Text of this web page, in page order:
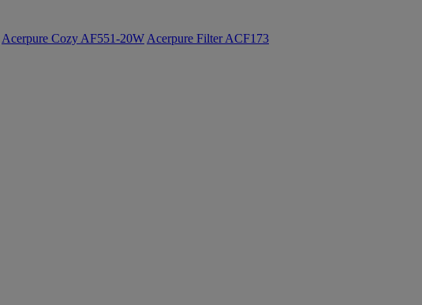
Acerpure Cozy AF551-20W Acerpure Filter ACF173